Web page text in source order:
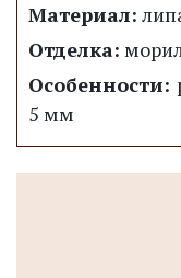
Материал:
Отделка:
Особенности:
5 мм